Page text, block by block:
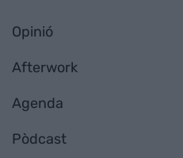
Opinió
Afterwork
Agenda
Pòdcast